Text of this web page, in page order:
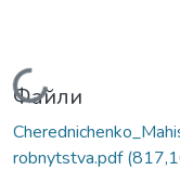
Вантажиться...
Файли
robnytstva.pdf